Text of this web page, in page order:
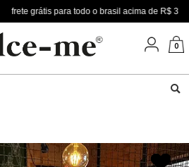
frete grátis para todo o brasil acima de R$ 349
0